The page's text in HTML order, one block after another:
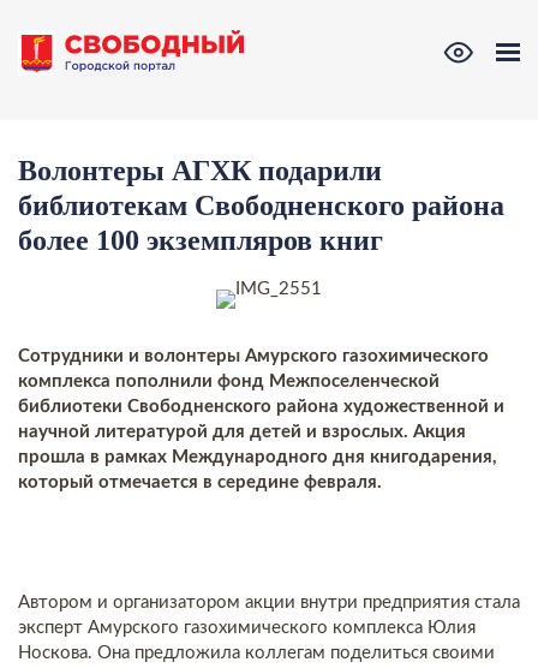
Волонтеры АГХК подарили
библиотекам Свободненского района
более 100 экземпляров книг
Сотрудники и волонтеры Амурского газохимического
комплекса пополнили фонд Межпоселенческой
библиотеки Свободненского района художественной и
научной литературой для детей и взрослых. Акция
прошла в рамках Международного дня книгодарения,
который отмечается в середине февраля.
Автором и организатором акции внутри предприятия стала
эксперт Амурского газохимического комплекса Юлия
Носкова. Она предложила коллегам поделиться своими